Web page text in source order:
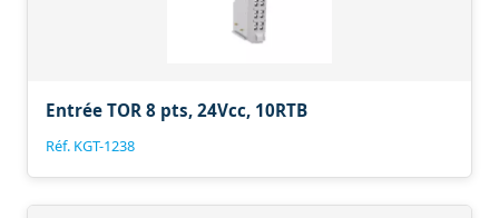
Entrée TOR 8 pts, 24Vcc, 10RTB
Réf. KGT-1238